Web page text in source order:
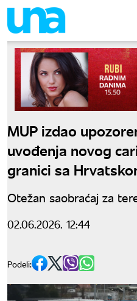
MUP izdao
uvođenja novog
granici sa
Otežan saobraćaj za
02.06.2026. 12:44
Podeli: